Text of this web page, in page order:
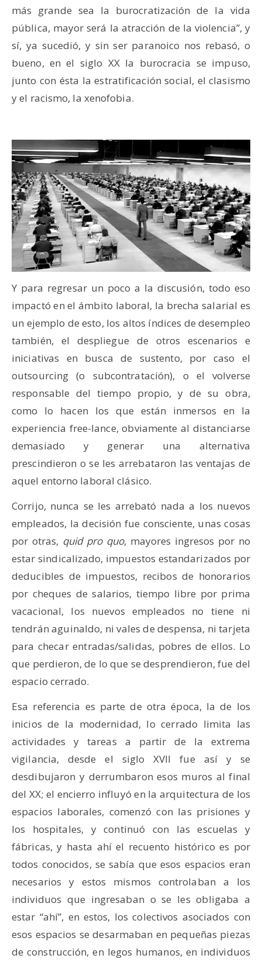
más grande sea la burocratización de la vida
pública, mayor será la atracción de la violencia”, y
sí, ya sucedió, y sin ser paranoico nos rebasó, o
bueno, en el siglo XX la burocracia se impuso,
junto con ésta la estratificación social, el clasismo
y el racismo, la xenofobia.
Y para regresar un poco a la discusión, todo eso
impactó en el ámbito laboral, la brecha salarial es
un ejemplo de esto, los altos índices de desempleo
también, el despliegue de otros escenarios e
iniciativas en busca de sustento, por caso el
outsourcing (o subcontratación), o el volverse
responsable del tiempo propio, y de su obra,
como lo hacen los que están inmersos en la
experiencia free-lance, obviamente al distanciarse
demasiado y generar una alternativa
prescindieron o se les arrebataron las ventajas de
aquel entorno laboral clásico.
Corrijo, nunca se les arrebató nada a los nuevos
empleados, la decisión fue consciente, unas cosas
por otras, quid pro quo, mayores ingresos por no
estar sindicalizado, impuestos estandarizados por
deducibles de impuestos, recibos de honorarios
por cheques de salarios, tiempo libre por prima
vacacional, los nuevos empleados no tiene ni
tendrán aguinaldo, ni vales de despensa, ni tarjeta
para checar entradas/salidas, pobres de ellos. Lo
que perdieron, de lo que se desprendieron, fue del
espacio cerrado.
Esa referencia es parte de otra época, la de los
inicios de la modernidad, lo cerrado limita las
actividades y tareas a partir de la extrema
vigilancia, desde el siglo XVII fue así y se
desdibujaron y derrumbaron esos muros al final
del XX; el encierro influyó en la arquitectura de los
espacios laborales, comenzó con las prisiones y
los hospitales, y continuó con las escuelas y
fábricas, y hasta ahí el recuento histórico es por
todos conocidos, se sabía que esos espacios eran
necesarios y estos mismos controlaban a los
individuos que ingresaban o se les obligaba a
estar “ahí”, en estos, los colectivos asociados con
esos espacios se desarmaban en pequeñas piezas
de construcción, en legos humanos, en individuos